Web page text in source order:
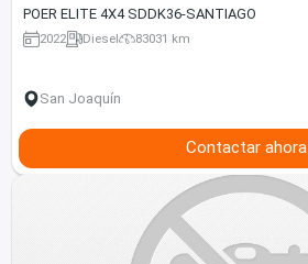
POER ELITE 4X4 SDDK36-SANTIAGO
2022 Diesel 83031 km
San Joaquín
Contactar ahora